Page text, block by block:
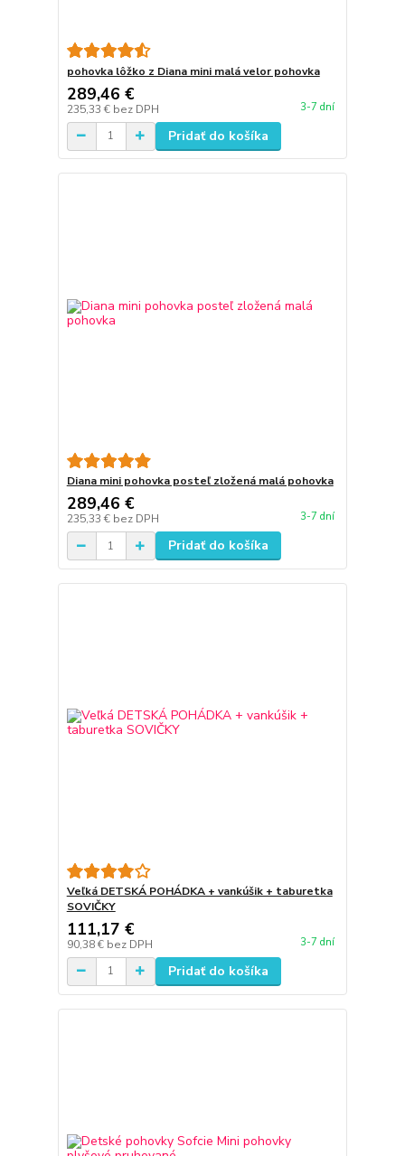
pohovka lôžko z Diana mini malá velor pohovka
289,46 €
235,33 € bez DPH 3-7 dní
Pridať do košíka
Diana mini pohovka posteľ zložená malá pohovka
289,46 €
235,33 € bez DPH 3-7 dní
Pridať do košíka
Veľká DETSKÁ POHÁDKA + vankúšik + taburetka
SOVIČKY
111,17 €
90,38 € bez DPH 3-7 dní
Pridať do košíka